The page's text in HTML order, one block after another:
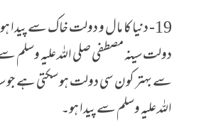
19- دنیا کا مال و دولت خاک سے پیدا
دولت سینہ مصطفی صلی اللہ علیہ
سے بہتر کون سی دولت ہو سکتی ہے جو
اللہ علیہ وسلم سے پیدا ہو۔